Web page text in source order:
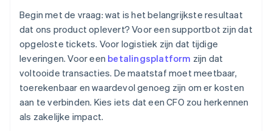
Begin met de vraag: wat is het belangrijkste resultaat
dat ons product oplevert? Voor een supportbot zijn dat
opgeloste tickets. Voor logistiek zijn dat tijdige
leveringen. Voor een betalingsplatform zijn dat
voltooide transacties. De maatstaf moet meetbaar,
toerekenbaar en waardevol genoeg zijn om er kosten
aan te verbinden. Kies iets dat een CFO zou herkennen
als zakelijke impact.